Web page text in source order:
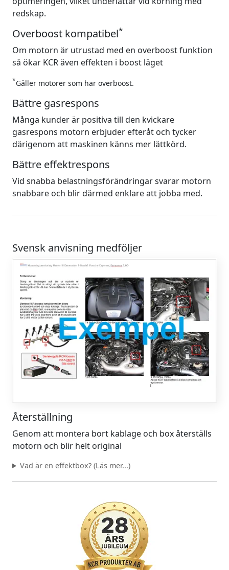
redskap.
Overboost kompatibel*
Om motorn är utrustad med en overboost funktion
så ökar KCR även effekten i boost läget
*Gäller motorer som har overboost.
Bättre gasrespons
Många kunder är positiva till den kvickare
gasrespons motorn erbjuder efteråt och tycker
därigenom att maskinen känns mer lättkörd.
Bättre effektrespons
Vid snabba belastningsförändringar svarar motorn
snabbare och blir därmed enklare att jobba med.
Svensk anvisning medföljer
Återställning
Genom att montera bort kablage och box återställs
motorn och blir helt original
Vad är en effektbox? (Läs mer...)